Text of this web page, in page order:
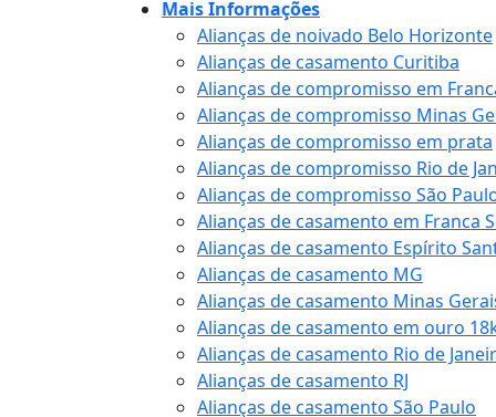
Mais Informações
Alianças de noivado Belo Horizonte
Alianças de casamento Curitiba
Alianças de compromisso em
Alianças de compromisso Minas
Alianças de compromisso em prata
Alianças de compromisso Rio de
Alianças de compromisso São
Alianças de casamento em Franca
Alianças de casamento Espírito
Alianças de casamento MG
Alianças de casamento Minas
Alianças de casamento em ouro
Alianças de casamento Rio de
Alianças de casamento RJ
Alianças de casamento São Paulo